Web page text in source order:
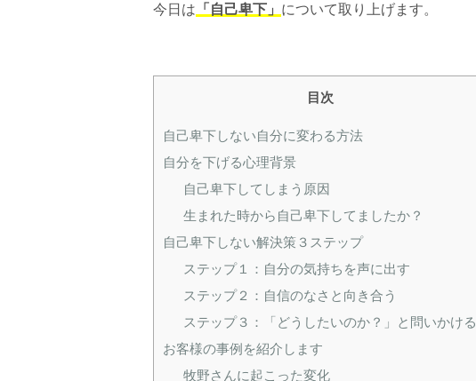
今日は 「自己卑下」 について取り上げます。
目次
自己卑下しない自分に変わる方法
自分を下げる心理背景
自己卑下してしまう原因
生まれた時から自己卑下してましたか？
自己卑下しない解決策３ステップ
ステップ１：自分の気持ちを声に出す
ステップ２：自信のなさと向き合う
ステップ３：「どうしたいのか？」と問いかける
お客様の事例を紹介します
牧野さんに起こった変化